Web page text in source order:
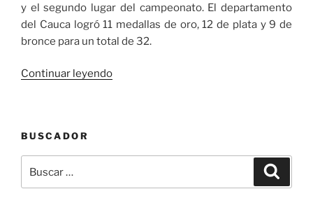
y el segundo lugar del campeonato. El departamento
del Cauca logró 11 medallas de oro, 12 de plata y 9 de
bronce para un total de 32.
Continuar leyendo«Valle
Campeonato
de
BUSCADOR
por: